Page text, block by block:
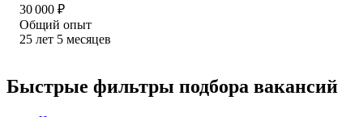
30 000 ₽
Общий опыт
25 лет 5 месяцев
Быстрые фильтры подбора вакансий